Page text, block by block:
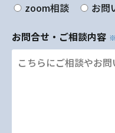
zoom相談
お問
お問合せ・ご相談内容